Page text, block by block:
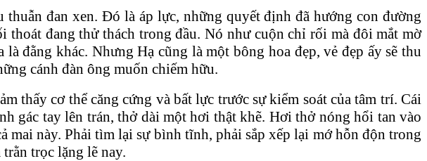
đan xen. Đó là áp lực, những quyết định đã hướng con đường
đang thử thách trong đầu. Nó như cuộn chỉ rối mà đôi mắt mờ
đằng khác. Nhưng Hạ cũng là một bông hoa đẹp, vẻ đẹp ấy sẽ thu
cánh đàn ông muốn chiếm hữu.
thấy cơ thể căng cứng và bất lực trước sự kiểm soát của tâm trí. Cái
gác tay lên trán, thở dài một hơi thật khẽ. Hơi thở nóng hổi tan vào
này. Phải tìm lại sự bình tĩnh, phải sắp xếp lại mớ hỗn độn trong
trọc lặng lẽ nay.